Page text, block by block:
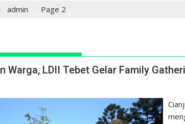
admin Page 2
Warga, LDII Tebet Gelar Family